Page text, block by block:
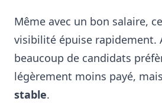
Même avec un bon salaire,
visibilité épuise rapidement.
beaucoup de candidats
légèrement moins payé, mais
stable.